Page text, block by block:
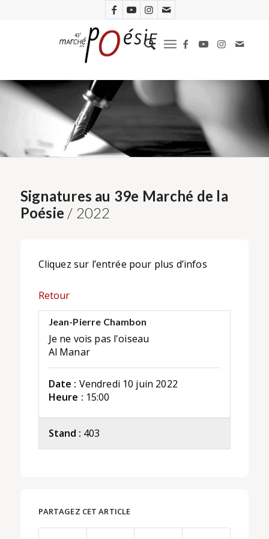
Signatures au 39e Marché de la
Poésie / 2022
Cliquez sur l’entrée pour plus d’infos
Retour
Jean-Pierre Chambon
Je ne vois pas l'oiseau
Al Manar
Date : Vendredi 10 juin 2022
Heure : 15:00
Stand : 403
PARTAGEZ CET ARTICLE